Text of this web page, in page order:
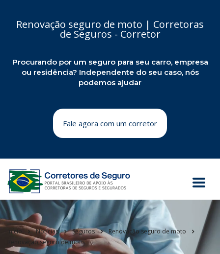
Renovação seguro de moto | Corretoras
de Seguros - Corretor
Procurando por um seguro para seu carro, empresa
ou residência? Independente do seu caso, nós
podemos ajudar
Fale agora com um corretor
Início Notícias Seguros
Renovação seguro de moto
Renovação seguro de moto